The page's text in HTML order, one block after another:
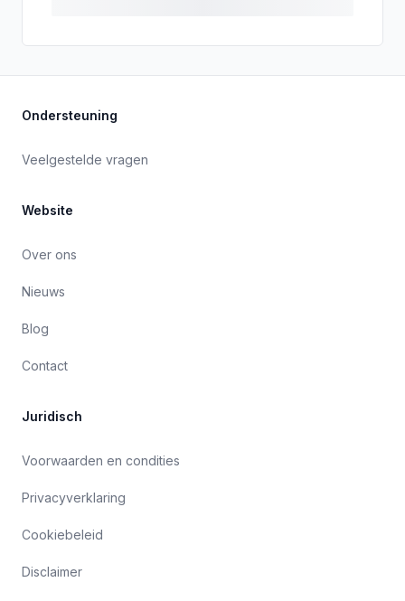
Ondersteuning
Veelgestelde vragen
Website
Over ons
Nieuws
Blog
Contact
Juridisch
Voorwaarden en condities
Privacyverklaring
Cookiebeleid
Disclaimer